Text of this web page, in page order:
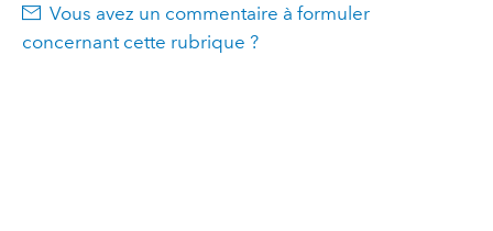
Vous avez un commentaire à formuler
concernant cette rubrique ?